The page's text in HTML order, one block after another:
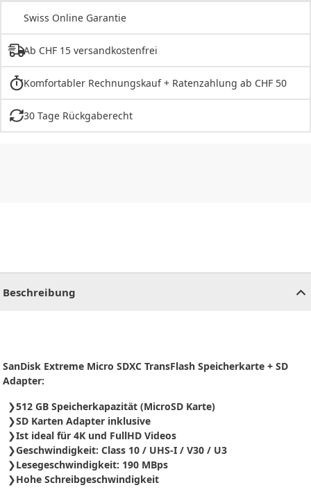
Swiss Online Garantie
Ab CHF 15 versandkostenfrei
Komfortabler Rechnungskauf + Ratenzahlung ab CHF 50
30 Tage Rückgaberecht
Beschreibung
SanDisk Extreme Micro SDXC TransFlash Speicherkarte + SD
Adapter:
512 GB Speicherkapazität (MicroSD Karte)
SD Karten Adapter inklusive
Ist ideal für 4K und FullHD Videos
Geschwindigkeit: Class 10 / UHS-I / V30 / U3
Lesegeschwindigkeit: 190 MBps
Hohe Schreibgeschwindigkeit